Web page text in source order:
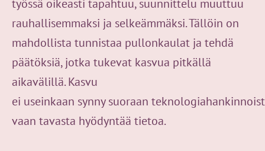
työssä oikeasti tapahtuu, suunnittelu muuttuu
rauhallisemmaksi ja selkeämmäksi. Tällöin on
mahdollista tunnistaa pullonkaulat ja tehdä
päätöksiä, jotka tukevat kasvua pitkällä
aikavälillä. Kasvu
ei useinkaan synny suoraan
vaan tavasta hyödyntää tietoa.